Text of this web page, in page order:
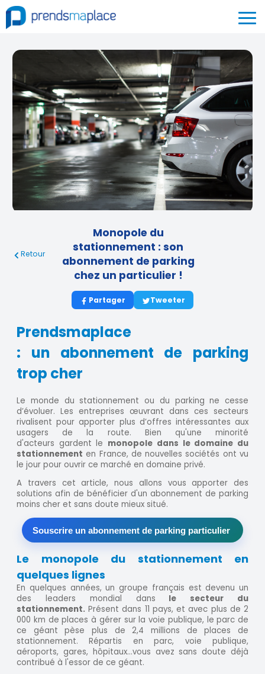
Retour
Monopole du
stationnement : son
abonnement de parking
chez un particulier !
Partager Tweeter
Prendsmaplace
: un abonnement de parking
trop cher
Le monde du stationnement ou du parking ne cesse
d’évoluer. Les entreprises œuvrant dans ces secteurs
rivalisent pour apporter plus d’offres intéressantes aux
usagers de la route. Bien qu'une minorité
d'acteurs gardent le monopole dans le domaine du
stationnement en France, de nouvelles sociétés ont vu
le jour pour ouvrir ce marché en domaine privé.
A travers cet article, nous allons vous apporter des
solutions afin de bénéficier d'un abonnement de parking
moins cher et sans doute mieux situé.
Souscrire un abonnement de parking particulier
Le monopole du stationnement en
quelques lignes
En quelques années, un groupe français est devenu un
des leaders mondial dans le secteur du
stationnement. Présent dans 11 pays, et avec plus de 2
000 km de places à gérer sur la voie publique, le parc de
ce géant pèse plus de 2,4 millions de places de
stationnement. Répartis en parc, voie publique,
aéroports, gares, hôpitaux…vous avez sans doute déjà
contribué à l'essor de ce géant.